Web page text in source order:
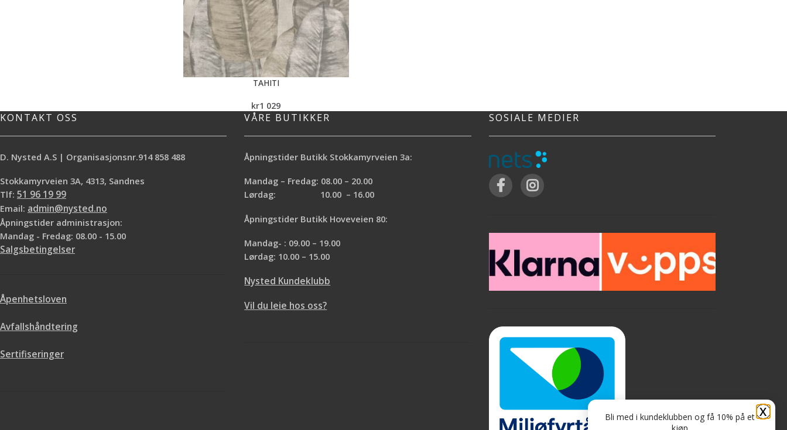
TAHITI
kr1 029
KONTAKT OSS
D. Nysted A.S | Organisasjonsnr.914 858 488
Stokkamyrveien 3A, 4313, Sandnes
Tlf: 51 96 19 99
Email: admin@nysted.no
Åpningstider administrasjon:
Mandag - Fredag: 08.00 - 15.00
Salgsbetingelser
Åpenhetsloven
Avfallshåndtering
Sertifiseringer
VÅRE BUTIKKER
Åpningstider Butikk Stokkamyrveien 3a:
Mandag – Fredag: 08.00 – 20.00
Lørdag: 10.00 – 16.00
Åpningstider Butikk Hoveveien 80:
Mandag- : 09.00 – 19.00
Lørdag: 10.00 – 15.00
Nysted Kundeklubb
Vil du leie hos oss?
SOSIALE MEDIER
X
Bli med i kundeklubben og få 10% på et